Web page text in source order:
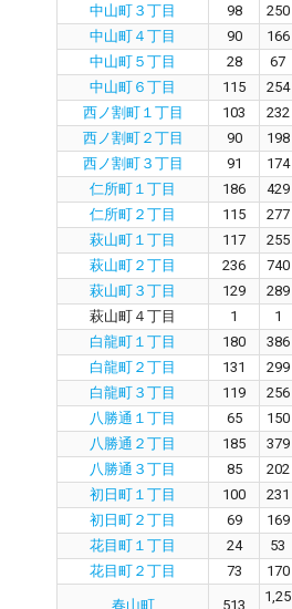
中山町３丁目
98 250
中山町４丁目
90 166
中山町５丁目
28 67
中山町６丁目
115 254
西ノ割町１丁目
103 232
西ノ割町２丁目
90 198
西ノ割町３丁目
91 174
仁所町１丁目
186 429
仁所町２丁目
115 277
萩山町１丁目
117 255
萩山町２丁目
236 740
萩山町３丁目
129 289
萩山町４丁目
1 1
白龍町１丁目
180 386
白龍町２丁目
131 299
白龍町３丁目
119 256
八勝通１丁目
65 150
八勝通２丁目
185 379
八勝通３丁目
85 202
初日町１丁目
100 231
初日町２丁目
69 169
花目町１丁目
24 53
花目町２丁目
73 170
春山町 513
1,25